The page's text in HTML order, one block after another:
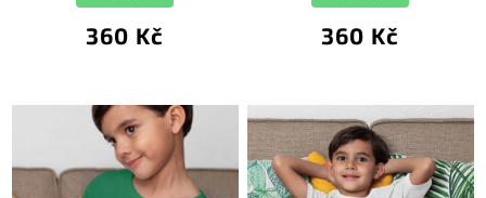
360 Kč 360 Kč